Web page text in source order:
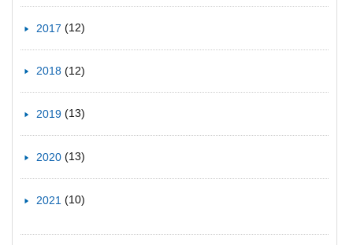
2017 (12)
2018 (12)
2019 (13)
2020 (13)
2021 (10)